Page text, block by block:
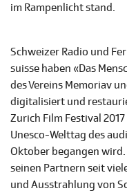
im Rampenlicht stand.
Schweizer Radio und
suisse haben «Das
des Vereins Memoriav
digitalisiert und
Zurich Film Festival
Unesco-Welttag des
Oktober begangen
seinen Partnern seit
und Ausstrahlung von